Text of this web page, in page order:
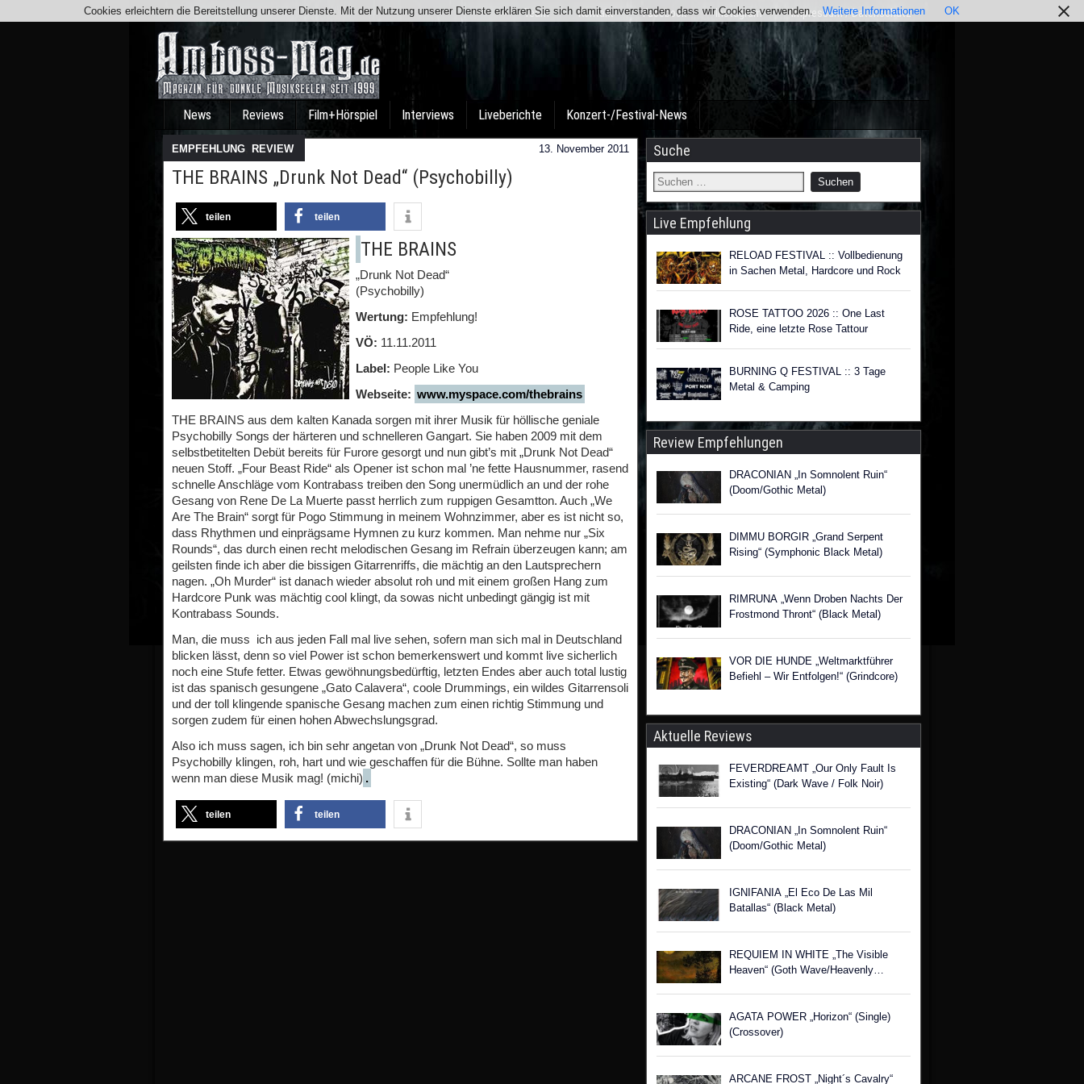
Team Kontakt Facebook Instagram Impressum / Datenschutz
News Reviews Film+Hörspiel Interviews Liveberichte Konzert-/Festival-News
EMPFEHLUNG REVIEW 13. November 2011
THE BRAINS „Drunk Not Dead“ (Psychobilly)
teilen teilen
THE BRAINS
„Drunk Not Dead“
(Psychobilly)
Wertung: Empfehlung!
VÖ: 11.11.2011
Label: People Like You
Webseite: www.myspace.com/thebrains
THE BRAINS aus dem kalten Kanada sorgen mit ihrer Musik für höllische geniale
Psychobilly Songs der härteren und schnelleren Gangart. Sie haben 2009 mit dem
selbstbetitelten Debüt bereits für Furore gesorgt und nun gibt’s mit „Drunk Not Dead“
neuen Stoff. „Four Beast Ride“ als Opener ist schon mal ’ne fette Hausnummer, rasend
schnelle Anschläge vom Kontrabass treiben den Song unermüdlich an und der rohe
Gesang von Rene De La Muerte passt herrlich zum ruppigen Gesamtton. Auch „We
Are The Brain“ sorgt für Pogo Stimmung in meinem Wohnzimmer, aber es ist nicht so,
dass Rhythmen und einprägsame Hymnen zu kurz kommen. Man nehme nur „Six
Rounds“, das durch einen recht melodischen Gesang im Refrain überzeugen kann; am
geilsten finde ich aber die bissigen Gitarrenriffs, die mächtig an den Lautsprechern
nagen. „Oh Murder“ ist danach wieder absolut roh und mit einem großen Hang zum
Hardcore Punk was mächtig cool klingt, da sowas nicht unbedingt gängig ist mit
Kontrabass Sounds.
Man, die muss ich aus jeden Fall mal live sehen, sofern man sich mal in Deutschland
blicken lässt, denn so viel Power ist schon bemerkenswert und kommt live sicherlich
noch eine Stufe fetter. Etwas gewöhnungsbedürftig, letzten Endes aber auch total lustig
ist das spanisch gesungene „Gato Calavera“, coole Drummings, ein wildes Gitarrensoli
und der toll klingende spanische Gesang machen zum einen richtig Stimmung und
sorgen zudem für einen hohen Abwechslungsgrad.
Also ich muss sagen, ich bin sehr angetan von „Drunk Not Dead“, so muss
Psychobilly klingen, roh, hart und wie geschaffen für die Bühne. Sollte man haben
wenn man diese Musik mag! (michi) .
teilen teilen
Suche
Live Empfehlung
RELOAD FESTIVAL :: Vollbedienung
in Sachen Metal, Hardcore und Rock
ROSE TATTOO 2026 :: One Last
Ride, eine letzte Rose Tattour
BURNING Q FESTIVAL :: 3 Tage
Metal & Camping
Review Empfehlungen
DRACONIAN „In Somnolent Ruin“
(Doom/Gothic Metal)
DIMMU BORGIR „Grand Serpent
Rising“ (Symphonic Black Metal)
RIMRUNA „Wenn Droben Nachts Der
Frostmond Thront“ (Black Metal)
VOR DIE HUNDE „Weltmarktführer
Befiehl – Wir Entfolgen!“ (Grindcore)
Aktuelle Reviews
FEVERDREAMT „Our Only Fault Is
Existing“ (Dark Wave / Folk Noir)
DRACONIAN „In Somnolent Ruin“
(Doom/Gothic Metal)
IGNIFANIA „El Eco De Las Mil
Batallas“ (Black Metal)
REQUIEM IN WHITE „The Visible
Heaven“ (Goth Wave/Heavenly
AGATA POWER „Horizon“ (Single)
(Crossover)
ARCANE FROST „Night´s Cavalry“
Cookies erleichtern die Bereitstellung unserer Dienste. Mit der Nutzung unserer Dienste erklären Sie sich damit einverstanden, dass wir Cookies verwenden. Weitere Informationen OK